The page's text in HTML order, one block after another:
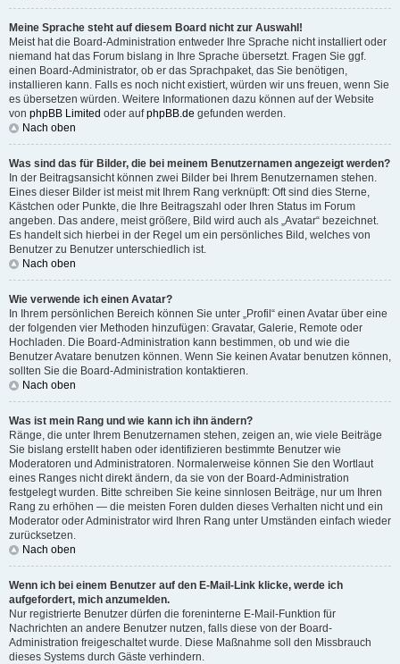
Meine Sprache steht auf diesem Board nicht zur Auswahl!
Meist hat die Board-Administration entweder Ihre Sprache nicht installiert oder
niemand hat das Forum bislang in Ihre Sprache übersetzt. Fragen Sie ggf.
einen Board-Administrator, ob er das Sprachpaket, das Sie benötigen,
installieren kann. Falls es noch nicht existiert, würden wir uns freuen, wenn Sie
es übersetzen würden. Weitere Informationen dazu können auf der Website
von phpBB Limited oder aufphpBB.de gefunden werden.
Nach oben
Was sind das für Bilder, die bei meinem Benutzernamen angezeigt werden?
In der Beitragsansicht können zwei Bilder bei Ihrem Benutzernamen stehen.
Eines dieser Bilder ist meist mit Ihrem Rang verknüpft: Oft sind dies Sterne,
Kästchen oder Punkte, die Ihre Beitragszahl oder Ihren Status im Forum
angeben. Das andere, meist größere, Bild wird auch als „Avatar“ bezeichnet.
Es handelt sich hierbei in der Regel um ein persönliches Bild, welches von
Benutzer zu Benutzer unterschiedlich ist.
Nach oben
Wie verwende ich einen Avatar?
In Ihrem persönlichen Bereich können Sie unter „Profil“ einen Avatar über eine
der folgenden vier Methoden hinzufügen: Gravatar, Galerie, Remote oder
Hochladen. Die Board-Administration kann bestimmen, ob und wie die
Benutzer Avatare benutzen können. Wenn Sie keinen Avatar benutzen können,
sollten Sie die Board-Administration kontaktieren.
Nach oben
Was ist mein Rang und wie kann ich ihn ändern?
Ränge, die unter Ihrem Benutzernamen stehen, zeigen an, wie viele Beiträge
Sie bislang erstellt haben oder identifizieren bestimmte Benutzer wie
Moderatoren und Administratoren. Normalerweise können Sie den Wortlaut
eines Ranges nicht direkt ändern, da sie von der Board-Administration
festgelegt wurden. Bitte schreiben Sie keine sinnlosen Beiträge, nur um Ihren
Rang zu erhöhen — die meisten Foren dulden dieses Verhalten nicht und ein
Moderator oder Administrator wird Ihren Rang unter Umständen einfach wieder
zurücksetzen.
Nach oben
Wenn ich bei einem Benutzer auf den E-Mail-Link klicke, werde ich
aufgefordert, mich anzumelden.
Nur registrierte Benutzer dürfen die foreninterne E-Mail-Funktion für
Nachrichten an andere Benutzer nutzen, falls diese von der Board-
Administration freigeschaltet wurde. Diese Maßnahme soll den Missbrauch
dieses Systems durch Gäste verhindern.